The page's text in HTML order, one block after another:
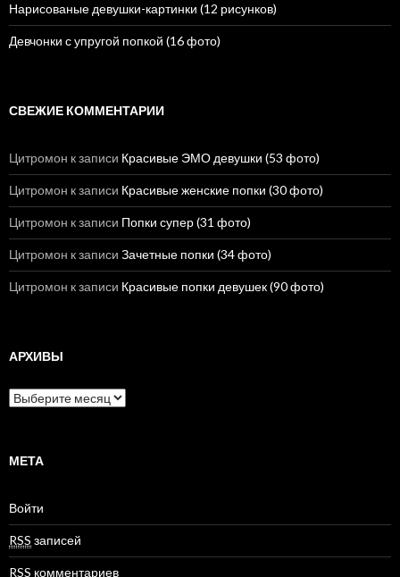
Нарисованые девушки-картинки (12 рисунков)
Девчонки с упругой попкой (16 фото)
СВЕЖИЕ КОММЕНТАРИИ
Цитромон к записи Красивые ЭМО девушки (53 фото)
Цитромон к записи Красивые женские попки (30 фото)
Цитромон к записи Попки супер (31 фото)
Цитромон к записи Зачетные попки (34 фото)
Цитромон к записи Красивые попки девушек (90 фото)
АРХИВЫ
А
в
МЕТА
Войти
RSS записей
RSS комментариев